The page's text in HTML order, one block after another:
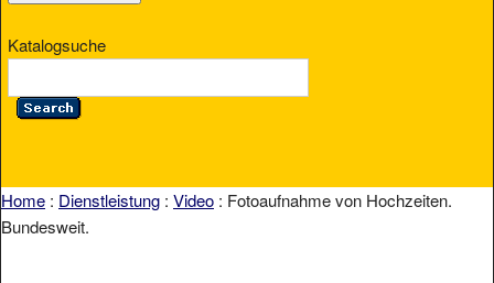
Katalogsuche
Home : Dienstleistung : Video : Fotoaufnahme von Hochzeiten.
Bundesweit.